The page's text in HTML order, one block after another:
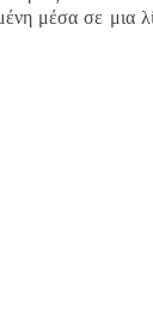
μέσα σε μια